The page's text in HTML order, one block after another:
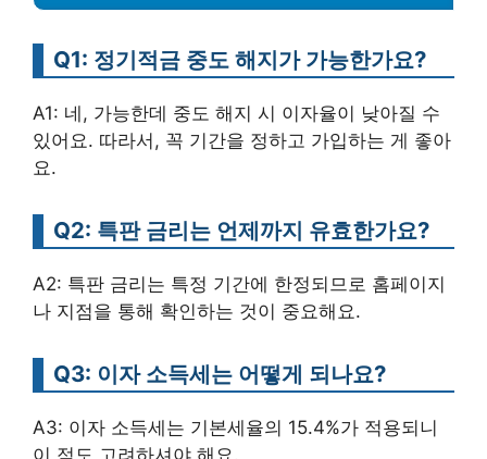
Q1: 정기적금 중도 해지가 가능한가요?
A1: 네, 가능한데 중도 해지 시 이자율이 낮아질 수
있어요. 따라서, 꼭 기간을 정하고 가입하는 게 좋아
요.
Q2: 특판 금리는 언제까지 유효한가요?
A2: 특판 금리는 특정 기간에 한정되므로 홈페이지
나 지점을 통해 확인하는 것이 중요해요.
Q3: 이자 소득세는 어떻게 되나요?
A3: 이자 소득세는 기본세율의 15.4%가 적용되니